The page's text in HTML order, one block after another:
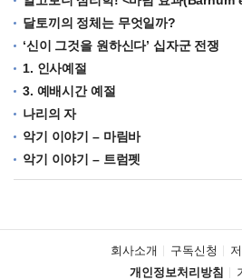
달토끼의 정체는 무엇일까?
‘신이 그것을 원하신다’ 십자군 전쟁
1. 인사예절
3. 예배시간 예절
나리의 자
악기 이야기 – 마림바
악기 이야기 – 트럼펫
회사소개 구독신청
개인정보처리방침